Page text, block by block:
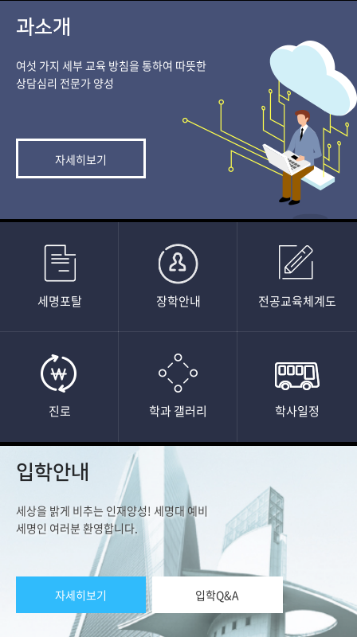
과소개
여섯 가지 세부 교육 방침을 통하여 따뜻한
상담심리 전문가 양성​
자세히보기
세명포탈 장학안내 전공교육체계도
진로 학과 갤러리 학사일정
입학안내
세상을 밝게 비추는 인재양성! 세명대 예비
세명인 여러분 환영합니다.
자세히보기 입학Q&A